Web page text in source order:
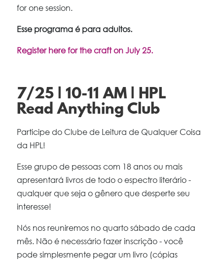
for one session.
Esse programa é para adultos.
Register here for the craft on July 25.
7/25 | 10-11 AM | HPL
Read Anything Club
Participe do Clube de Leitura de Qualquer Coisa
da HPL!
Esse grupo de pessoas com 18 anos ou mais
apresentará livros de todo o espectro literário -
qualquer que seja o gênero que desperte seu
interesse!
Nós nos reuniremos no quarto sábado de cada
mês. Não é necessário fazer inscrição - você
pode simplesmente pegar um livro (cópias